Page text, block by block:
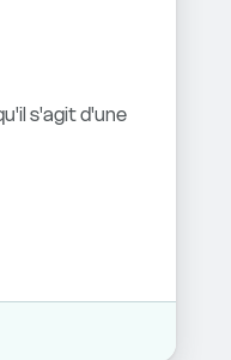
s'agit d'une